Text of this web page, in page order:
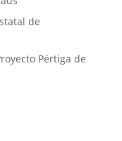
de
Pértiga de